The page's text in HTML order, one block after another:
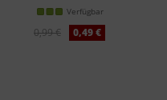
Verfügbar
0,99 € 0,49 €